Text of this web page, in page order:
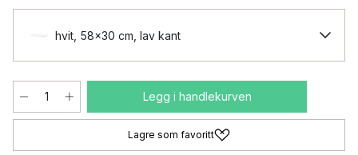
hvit, 58x30 cm, lav kant
Legg i handlekurven
Lagre som favoritt